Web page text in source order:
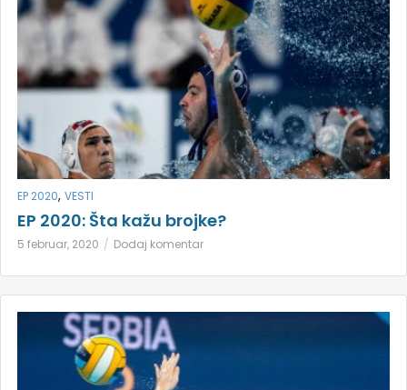
EP 2020, VESTI
EP 2020: Šta kažu brojke?
5 februar, 2020 Dodaj komentar